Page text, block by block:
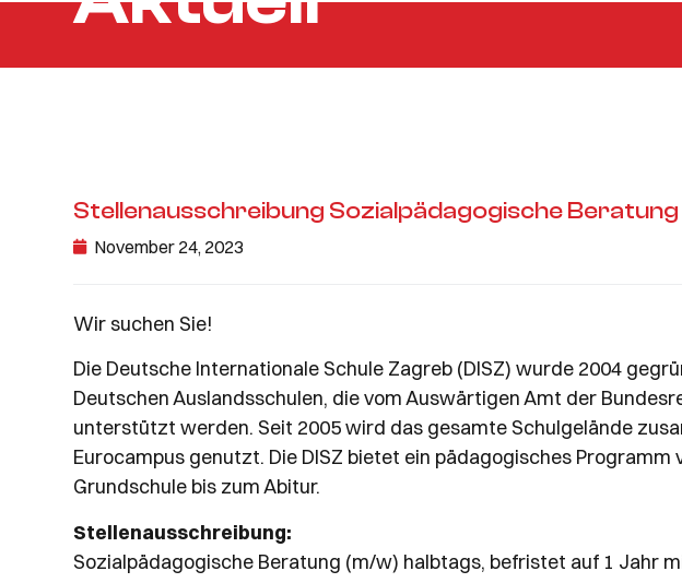
Stellenausschreibung Sozialpädagogische Beratung
November 24, 2023
Wir suchen Sie!
Die Deutsche Internationale Schule Zagreb (DISZ) wurde 2004
Deutschen Auslandsschulen, die vom Auswärtigen Amt der
unterstützt werden. Seit 2005 wird das gesamte Schulgelände
Eurocampus genutzt. Die DISZ bietet ein pädagogisches Programm
Grundschule bis zum Abitur.
Stellenausschreibung:
Sozialpädagogische Beratung (m/w) halbtags, befristet auf 1 Jahr